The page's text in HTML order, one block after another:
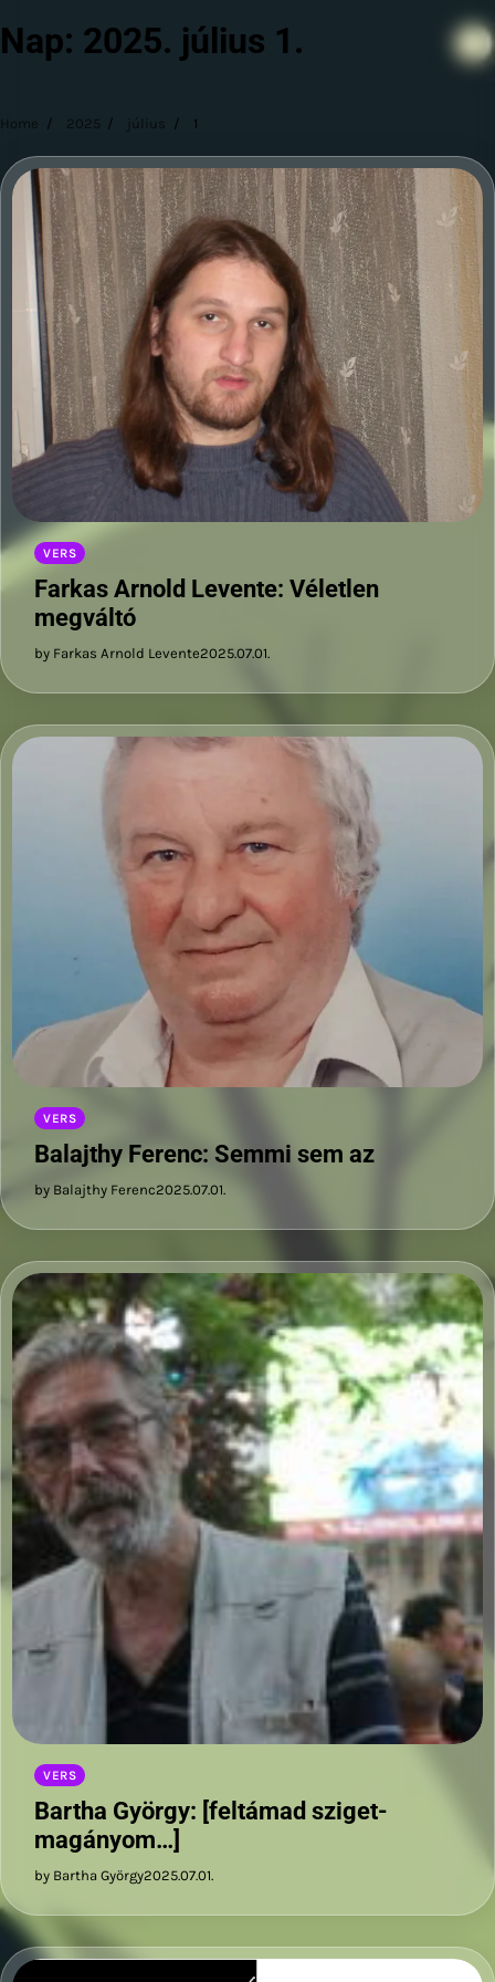
Nap: 2025. július 1.
Home 2025 július 1
VERS
Farkas Arnold Levente: Véletlen
megváltó
by Farkas Arnold Levente2025.07.01.
VERS
Balajthy Ferenc: Semmi sem az
by Balajthy Ferenc2025.07.01.
VERS
Bartha György: [feltámad sziget-
magányom…]
by Bartha György2025.07.01.